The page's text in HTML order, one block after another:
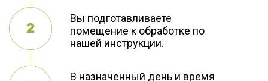
Вы подготавливаете
помещение к обработке по
нашей инструкции.
В назначенный день и время